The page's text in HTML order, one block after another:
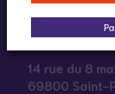
Infos
14 rue du 8
69800 Saint-